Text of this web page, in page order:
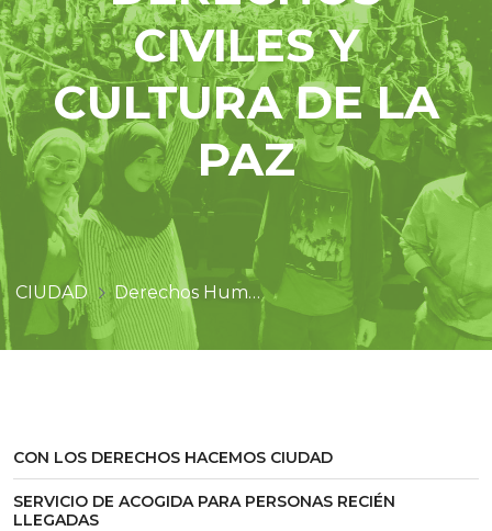
CIVILES Y
CULTURA DE LA
PAZ
CIUDAD Derechos Humanos, Derechos Civiles y Cultura de la Paz
CON LOS DERECHOS HACEMOS CIUDAD
SERVICIO DE ACOGIDA PARA PERSONAS RECIÉN
LLEGADAS